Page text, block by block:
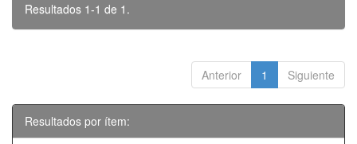
Resultados 1-1 de 1.
Anterior 1 Siguiente
Resultados por ítem: